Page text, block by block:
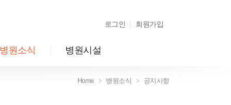
로그인 회원가입
병원소식 병원시설
Home
Home 병원소식 공지사항